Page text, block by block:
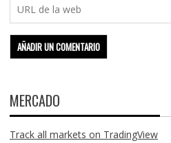
MERCADO
Track all markets on TradingView